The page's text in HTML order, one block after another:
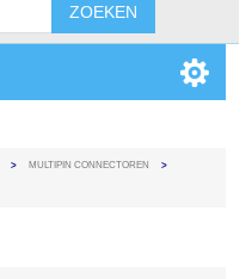
> MULTIPIN CONNECTOREN >